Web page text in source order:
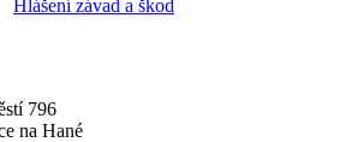
Hlášení závad a škod
796
na Hané